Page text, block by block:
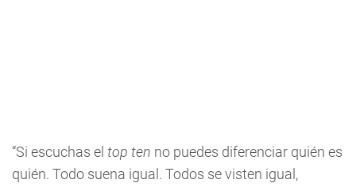
“Si escuchas el top ten no puedes diferenciar quién es
quién. Todo suena igual. Todos se visten igual,